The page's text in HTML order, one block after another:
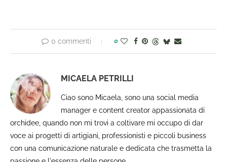
0 commenti 0
MICAELA PETRILLI
Ciao sono Micaela, sono una social media
manager e content creator appassionata di
orchidee, quando non mi trovi a coltivare mi occupo di dar
voce ai progetti di artigiani, professionisti e piccoli business
con una comunicazione naturale e dedicata che trasmetta la